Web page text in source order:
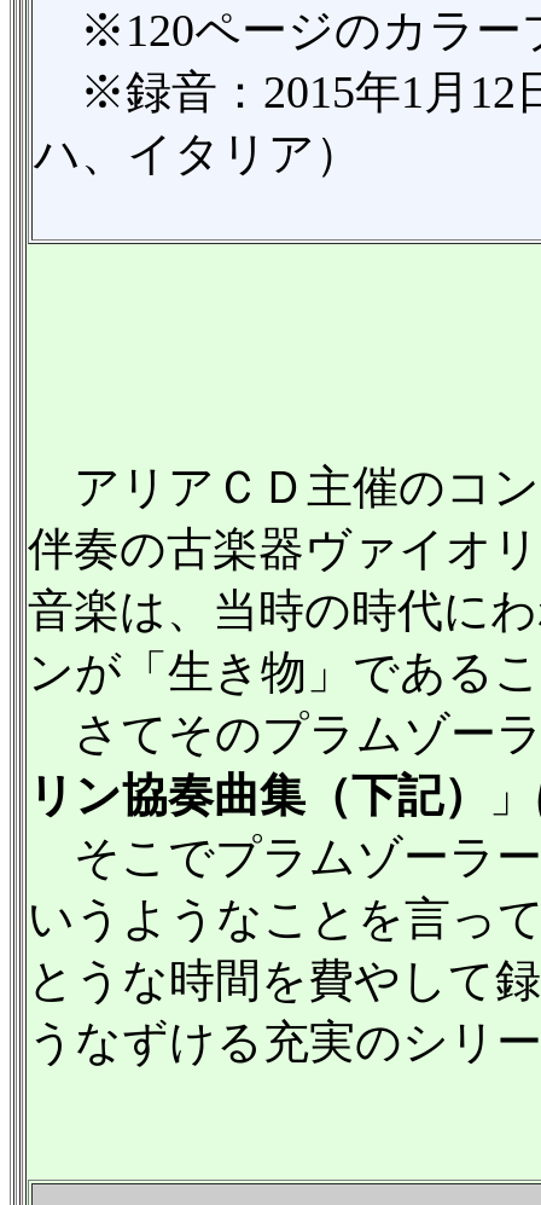
※120ページのカラー
※録音：2015年1月12
ハ、イタリア）
アリアＣＤ主催のコ
伴奏の古楽器ヴァイオ
音楽は、当時の時代に
ンが「生き物」である
さてそのプラムゾー
リン協奏曲集（下記）
そこでプラムゾーラ
いうようなことを言っ
とうな時間を費やして
うなずける充実のシリ